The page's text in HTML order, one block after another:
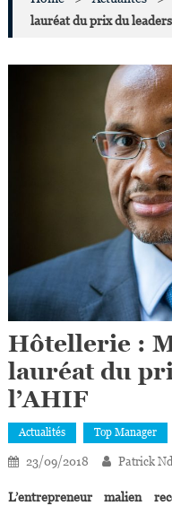
lauréat du prix du
Hôtellerie :
lauréat du
l’AHIF
Actualités Top Manager
23/09/2018 Patrick
L’entrepreneur malien